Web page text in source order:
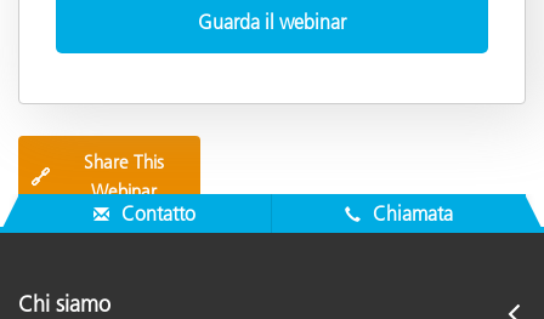
🔗
Share This
Webinar
Contatto Chiamata
Chi siamo